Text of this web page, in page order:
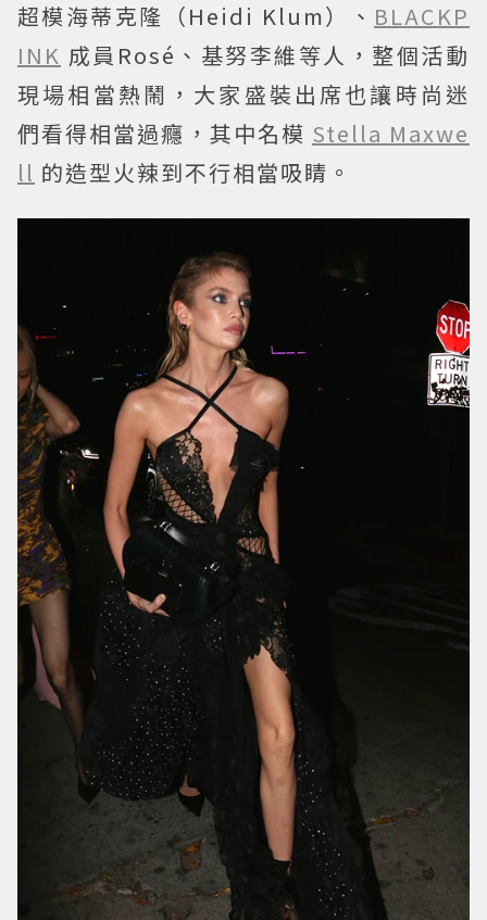
超模海蒂克隆（Heidi Klum）、 BLACKP
INK 成員Rosé、基努李維等人，整個活動
現場相當熱鬧，大家盛裝出席也讓時尚迷
們看得相當過癮，其中名模 Stella Maxwe
ll 的造型火辣到不行相當吸睛。